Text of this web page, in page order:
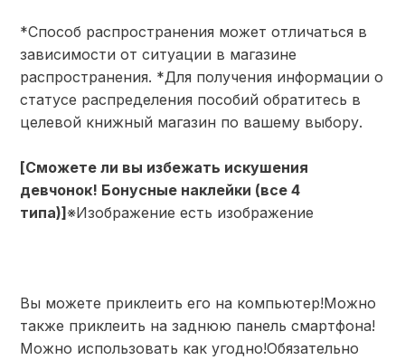
*Способ распространения может отличаться в
зависимости от ситуации в магазине
распространения. *Для получения информации о
статусе распределения пособий обратитесь в
целевой книжный магазин по вашему выбору.
[Сможете ли вы избежать искушения
девчонок! Бонусные наклейки (все 4
типа)] ※Изображение есть изображение
Вы можете приклеить его на компьютер!Можно
также приклеить на заднюю панель смартфона!
Можно использовать как угодно!Обязательно